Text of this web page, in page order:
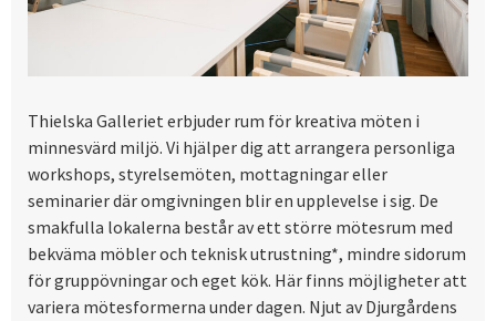
Thielska Galleriet erbjuder rum för kreativa möten i
minnesvärd miljö. Vi hjälper dig att arrangera personliga
workshops, styrelsemöten, mottagningar eller
seminarier där omgivningen blir en upplevelse i sig. De
smakfulla lokalerna består av ett större mötesrum med
bekväma möbler och teknisk utrustning*, mindre sidorum
för gruppövningar och eget kök. Här finns möjligheter att
variera mötesformerna under dagen. Njut av Djurgårdens